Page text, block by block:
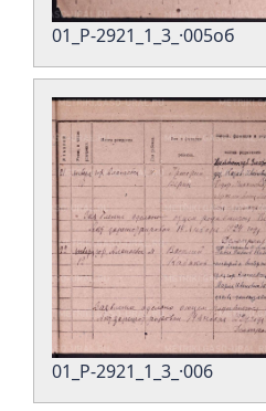
01_Р-2921_1_3_·005об
01_Р-2921_1_3_·006